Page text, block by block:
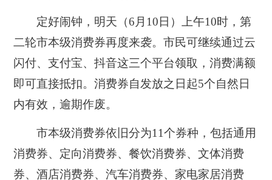
定好闹钟，明天（6月10日）上午10时，第
二轮市本级消费券再度来袭。市民可继续通过云
闪付、支付宝、抖音这三个平台领取，消费满额
即可直接抵扣。消费券自发放之日起5个自然日
内有效，逾期作废。
市本级消费券依旧分为11个券种，包括通用
消费券、定向消费券、餐饮消费券、文体消费
券、酒店消费券、汽车消费券、家电家居消费